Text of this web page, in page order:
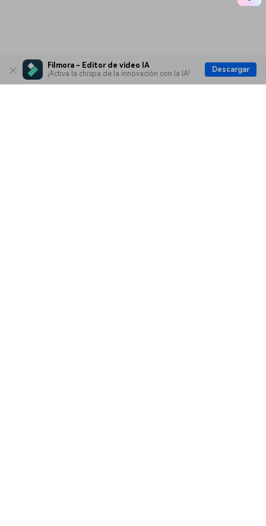
Filmora - Editor de video IA
¡Activa la chispa de la innovación con la IA!
Descargar